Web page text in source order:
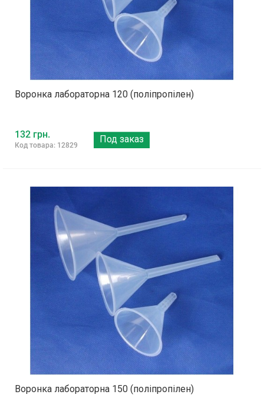
Воронка лабораторна 120 (поліпропілен)
132 грн.
Код товара: 12829
Под заказ
Воронка лабораторна 150 (поліпропілен)